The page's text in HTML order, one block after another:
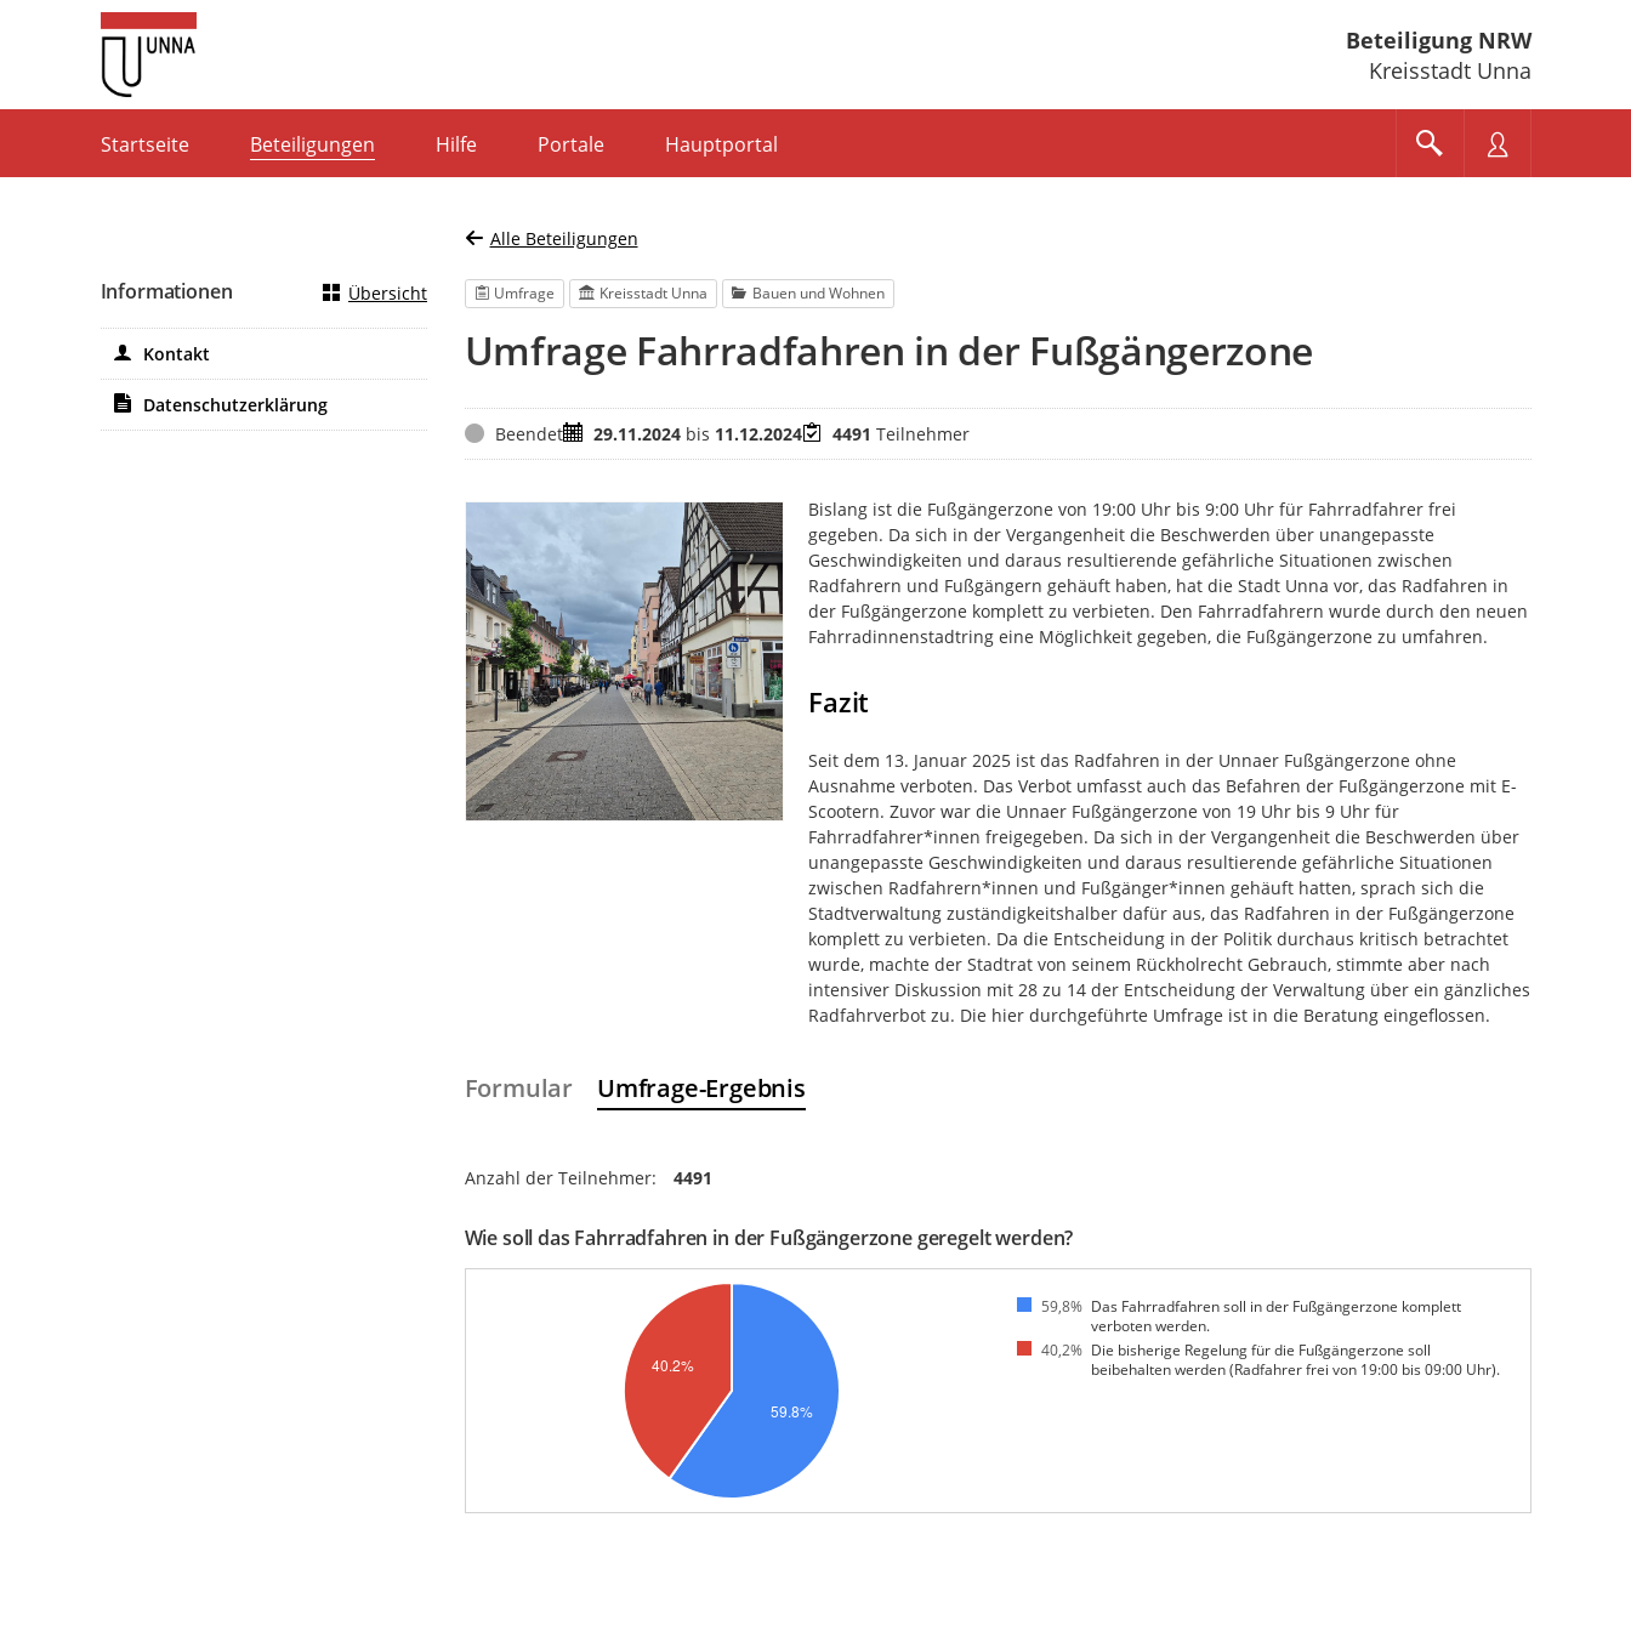
Beteiligung NRW
Kreisstadt Unna
Startseite Beteiligungen Hilfe Portale Hauptportal
Alle Beteiligungen
Umfrage Kreisstadt Unna Bauen und Wohnen
Umfrage Fahrradfahren in der Fußgängerzone
StatusBeendetZeitraum
29.11.2024bis 11.12.2024Teilnehmer
4491 Teilnehmer
Bislang ist die Fußgängerzone von 19:00 Uhr bis 9:00 Uhr für Fahrradfahrer frei
gegeben. Da sich in der Vergangenheit die Beschwerden über unangepasste
Geschwindigkeiten und daraus resultierende gefährliche Situationen zwischen
Radfahrern und Fußgängern gehäuft haben, hat die Stadt Unna vor, das Radfahren in
der Fußgängerzone komplett zu verbieten. Den Fahrradfahrern wurde durch den neuen
Fahrradinnenstadtring eine Möglichkeit gegeben, die Fußgängerzone zu umfahren.
Fazit
Seit dem 13. Januar 2025 ist das Radfahren in der Unnaer Fußgängerzone ohne
Ausnahme verboten. Das Verbot umfasst auch das Befahren der Fußgängerzone mit E-
Scootern. Zuvor war die Unnaer Fußgängerzone von 19 Uhr bis 9 Uhr für
Fahrradfahrer*innen freigegeben. Da sich in der Vergangenheit die Beschwerden über
unangepasste Geschwindigkeiten und daraus resultierende gefährliche Situationen
zwischen Radfahrern*innen und Fußgänger*innen gehäuft hatten, sprach sich die
Stadtverwaltung zuständigkeitshalber dafür aus, das Radfahren in der Fußgängerzone
komplett zu verbieten. Da die Entscheidung in der Politik durchaus kritisch betrachtet
wurde, machte der Stadtrat von seinem Rückholrecht Gebrauch, stimmte aber nach
intensiver Diskussion mit 28 zu 14 der Entscheidung der Verwaltung über ein gänzliches
Radfahrverbot zu. Die hier durchgeführte Umfrage ist in die Beratung eingeflossen.
Formular Umfrage-Ergebnis
Anzahl der Teilnehmer: 4491
Wie soll das Fahrradfahren in der Fußgängerzone geregelt werden?
59,8% Das Fahrradfahren soll in der Fußgängerzone komplett
verboten werden.
40,2% Die bisherige Regelung für die Fußgängerzone soll
beibehalten werden (Radfahrer frei von 19:00 bis 09:00 Uhr).
Informationen Übersicht
Kontakt
Datenschutzerklärung